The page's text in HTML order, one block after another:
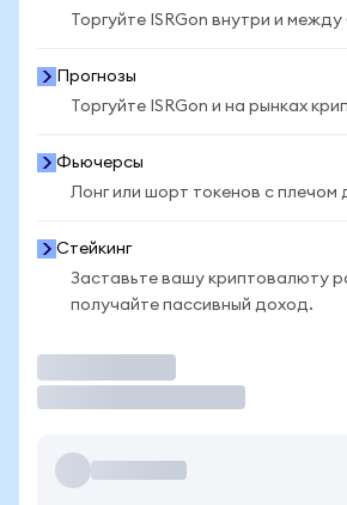
Торгуйте ISRGon внутри и
Прогнозы
Торгуйте ISRGon и на рынках
Фьючерсы
Лонг или шорт токенов с плечом
Стейкинг
Заставьте вашу криптовалюту
получайте пассивный доход.